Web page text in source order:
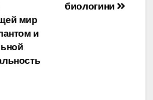
биологини
мир
и